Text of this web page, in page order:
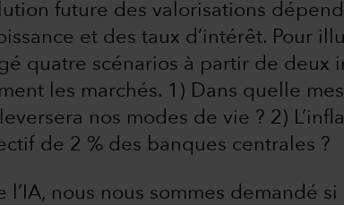
future des valorisations
et des taux d’intérêt. Pour
quatre scénarios à partir de deux
les marchés. 1) Dans quelle
nos modes de vie ? 2)
de 2 % des banques centrales ?
l’IA, nous nous sommes demandé